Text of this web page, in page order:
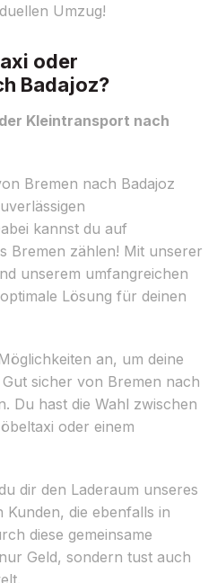
Umzug!
oder
Badajoz?
Kleintransport nach
Bremen nach Badajoz
kannst du auf
Bremen zählen! Mit unserer
unserem umfangreichen
Lösung für deinen
an, um deine
sicher von Bremen nach
Du hast die Wahl zwischen
oder einem
dir den Laderaum unseres
die ebenfalls in
diese gemeinsame
Geld, sondern tust auch